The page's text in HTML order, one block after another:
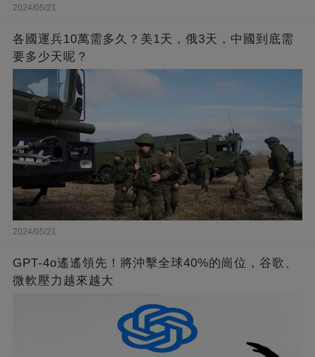
2024/05/21
各國運兵10萬需多久？美1天，俄3天，中國到底需
要多少天呢？
2024/05/21
GPT-4o遙遙領先！將沖擊全球40%的崗位，谷歌、
微軟壓力越來越大